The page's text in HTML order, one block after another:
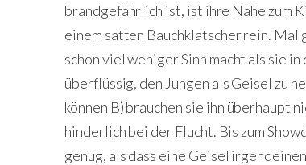
brandgefährlich ist, ist ihre Nähe zum
einem satten Bauchklatscher rein. Mal
schon viel weniger Sinn macht als sie
überflüssig, den Jungen als Geisel zu
können B) brauchen sie ihn überhaupt
hinderlich bei der Flucht. Bis zum
genug, als dass eine Geisel